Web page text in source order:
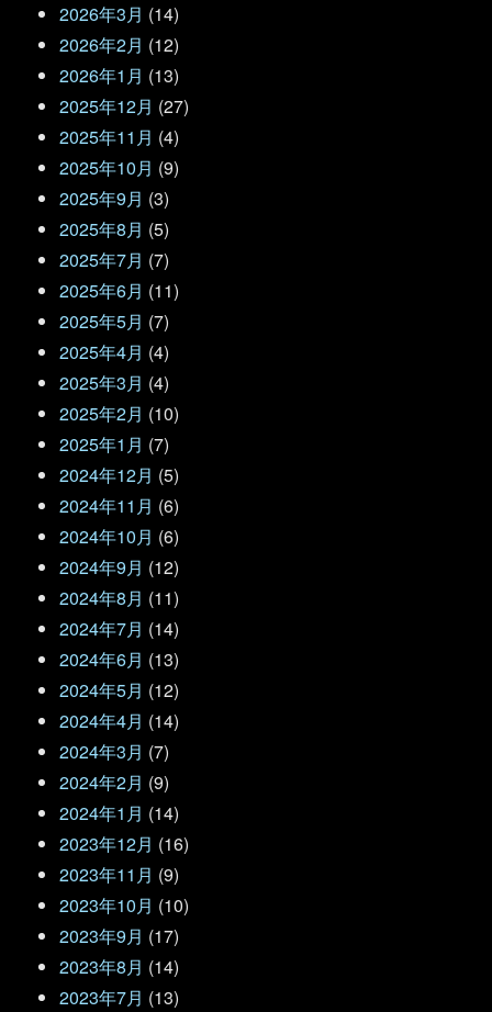
2026年3月 (14)
2026年2月 (12)
2026年1月 (13)
2025年12月 (27)
2025年11月 (4)
2025年10月 (9)
2025年9月 (3)
2025年8月 (5)
2025年7月 (7)
2025年6月 (11)
2025年5月 (7)
2025年4月 (4)
2025年3月 (4)
2025年2月 (10)
2025年1月 (7)
2024年12月 (5)
2024年11月 (6)
2024年10月 (6)
2024年9月 (12)
2024年8月 (11)
2024年7月 (14)
2024年6月 (13)
2024年5月 (12)
2024年4月 (14)
2024年3月 (7)
2024年2月 (9)
2024年1月 (14)
2023年12月 (16)
2023年11月 (9)
2023年10月 (10)
2023年9月 (17)
2023年8月 (14)
2023年7月 (13)